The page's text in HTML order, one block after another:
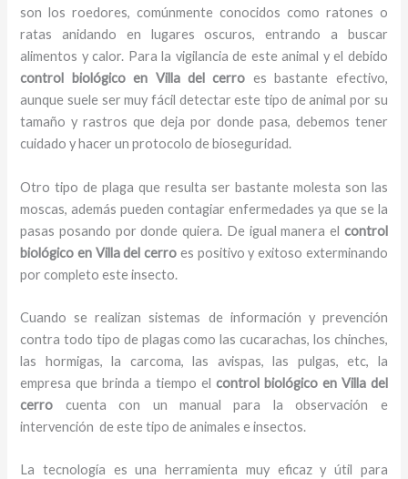
son los roedores, comúnmente conocidos como ratones o
ratas anidando en lugares oscuros, entrando a buscar
alimentos y calor. Para la vigilancia de este animal y el debido
control biológico en Villa del cerro es bastante efectivo,
aunque suele ser muy fácil detectar este tipo de animal por su
tamaño y rastros que deja por donde pasa, debemos tener
cuidado y hacer un protocolo de bioseguridad.
Otro tipo de plaga que resulta ser bastante molesta son las
moscas, además pueden contagiar enfermedades ya que se la
pasas posando por donde quiera. De igual manera el control
biológico en Villa del cerro es positivo y exitoso exterminando
por completo este insecto.
Cuando se realizan sistemas de información y prevención
contra todo tipo de plagas como las cucarachas, los chinches,
las hormigas, la carcoma, las avispas, las pulgas, etc, la
empresa que brinda a tiempo el control biológico en Villa del
cerro cuenta con un manual para la observación e
intervención de este tipo de animales e insectos.
La tecnología es una herramienta muy eficaz y útil para